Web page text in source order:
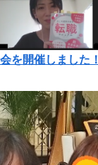
を開催しました！